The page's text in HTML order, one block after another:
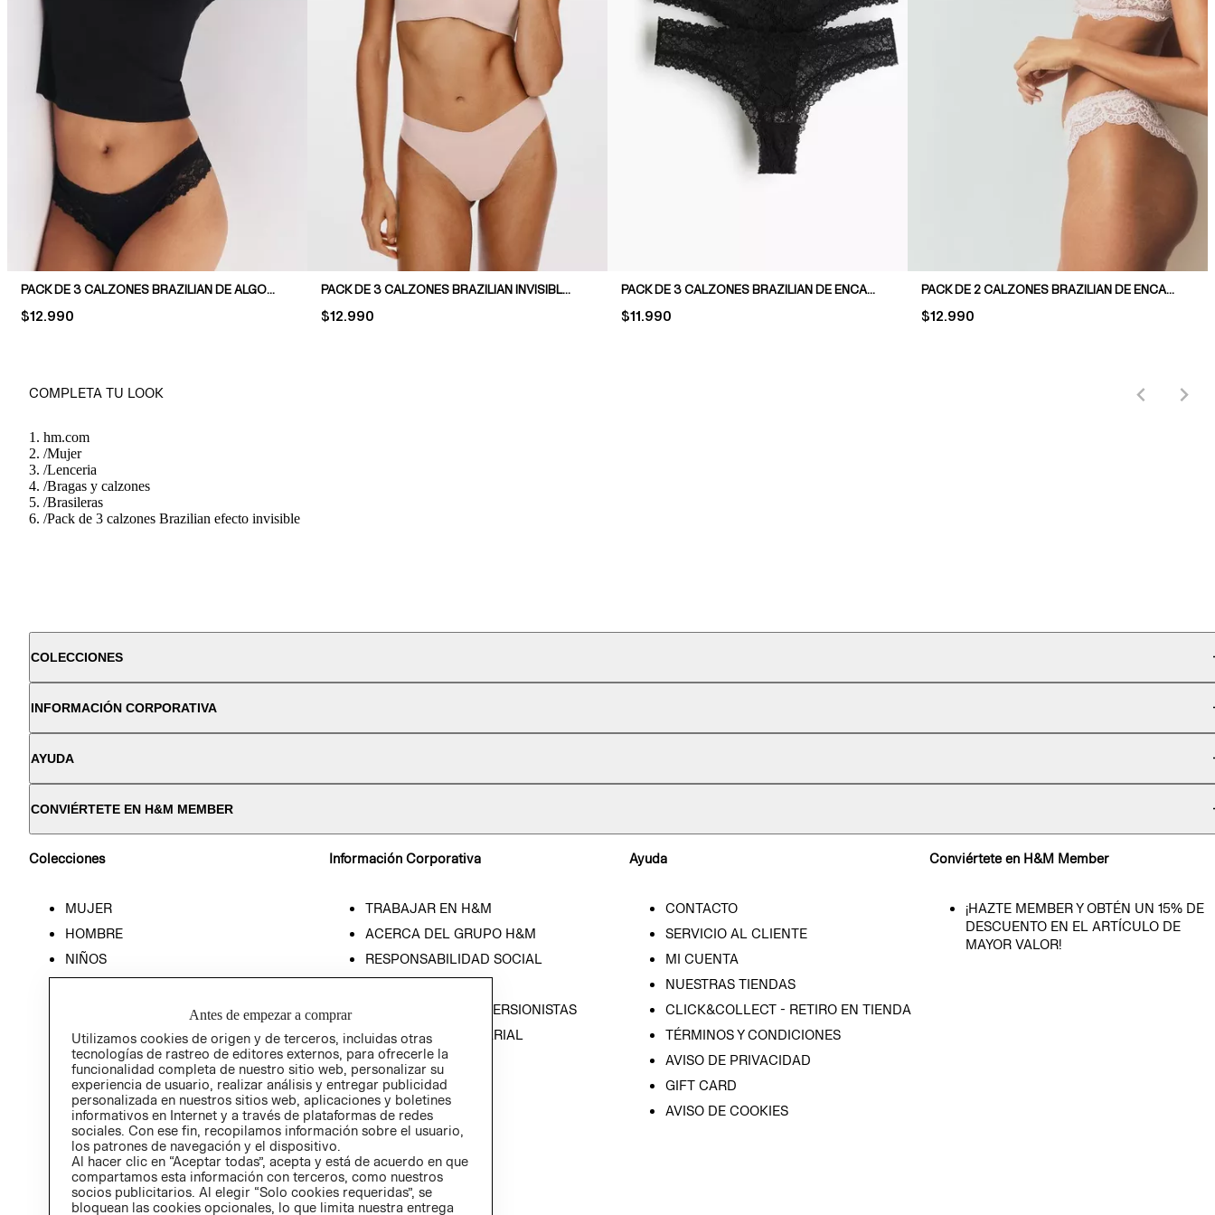
PACK DE 3 CALZONES BRAZILIAN DE ALGODÓN Y ENCAJE
PRICE:
$12.990
PACK DE 3 CALZONES BRAZILIAN INVISIBLES DE ALGODÓN
PRICE:
$12.990
PACK DE 3 CALZONES BRAZILIAN DE ENCAJE
PRICE:
$11.990
PACK DE 2 CALZONES BRAZILIAN DE ENCAJE
PRICE:
$12.990
COMPLETA TU LOOK
hm.com
/Mujer
/Lenceria
/Bragas y calzones
/Brasileras
/Pack de 3 calzones Brazilian efecto invisible
COLECCIONES
INFORMACIÓN CORPORATIVA
AYUDA
CONVIÉRTETE EN H&M MEMBER
Colecciones
MUJER
HOMBRE
NIÑOS
Información Corporativa
TRABAJAR EN H&M
ACERCA DEL GRUPO H&M
RESPONSABILIDAD SOCIAL
RELACIÓN CON INVERSIONISTAS
POLÍTICA EMPRESARIAL
Ayuda
CONTACTO
SERVICIO AL CLIENTE
MI CUENTA
NUESTRAS TIENDAS
CLICK&COLLECT - RETIRO EN TIENDA
TÉRMINOS Y CONDICIONES
AVISO DE PRIVACIDAD
GIFT CARD
AVISO DE COOKIES
Conviértete en H&M Member
¡HAZTE MEMBER Y OBTÉN UN 15% DE
DESCUENTO EN EL ARTÍCULO DE
MAYOR VALOR!
Antes de empezar a comprar
Utilizamos cookies de origen y de terceros, incluidas otras
tecnologías de rastreo de editores externos, para ofrecerle la
funcionalidad completa de nuestro sitio web, personalizar su
experiencia de usuario, realizar análisis y entregar publicidad
personalizada en nuestros sitios web, aplicaciones y boletines
informativos en Internet y a través de plataformas de redes
sociales. Con ese fin, recopilamos información sobre el usuario,
los patrones de navegación y el dispositivo.
Al hacer clic en “Aceptar todas”, acepta y está de acuerdo en que
compartamos esta información con terceros, como nuestros
socios publicitarios. Al elegir “Solo cookies requeridas”, se
bloquean las cookies opcionales, lo que limita nuestra entrega